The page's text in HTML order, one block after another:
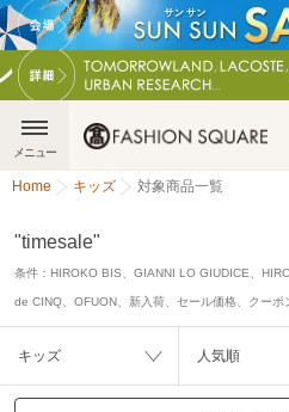
メニュー
Home キッズ 対象商品一覧
"timesale"
条件： HIROKO BIS、GIANNI LO GIUDICE、
de CINQ、OFUON、新入荷、セール価格、クーポ
キッズ 人気順